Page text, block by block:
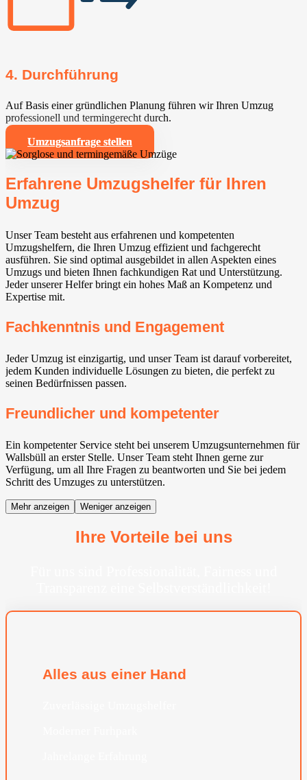
4. Durchführung
Auf Basis einer gründlichen Planung führen wir Ihren Umzug
professionell und termingerecht durch.
Umzugsanfrage stellen
Erfahrene Umzugshelfer für Ihren
Umzug
Unser Team besteht aus erfahrenen und kompetenten
Umzugshelfern, die Ihren Umzug effizient und fachgerecht
ausführen. Sie sind optimal ausgebildet in allen Aspekten eines
Umzugs und bieten Ihnen fachkundigen Rat und Unterstützung.
Jeder unserer Helfer bringt ein hohes Maß an Kompetenz und
Expertise mit.
Fachkenntnis und Engagement
Jeder Umzug ist einzigartig, und unser Team ist darauf vorbereitet,
jedem Kunden individuelle Lösungen zu bieten, die perfekt zu
seinen Bedürfnissen passen.
Freundlicher und kompetenter
Ein kompetenter Service steht bei unserem Umzugsunternehmen für
Wallsbüll an erster Stelle. Unser Team steht Ihnen gerne zur
Verfügung, um all Ihre Fragen zu beantworten und Sie bei jedem
Schritt des Umzuges zu unterstützen.
Mehr anzeigen Weniger anzeigen
Ihre Vorteile bei uns
Alles aus einer Hand